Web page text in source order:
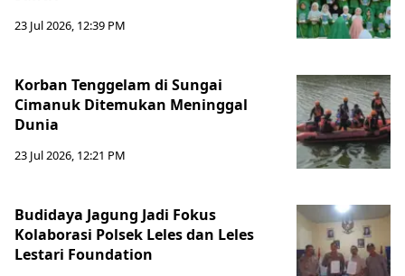
23 Jul 2026, 12:39 PM
Korban Tenggelam di Sungai
Cimanuk Ditemukan Meninggal
Dunia
23 Jul 2026, 12:21 PM
Budidaya Jagung Jadi Fokus
Kolaborasi Polsek Leles dan Leles
Lestari Foundation